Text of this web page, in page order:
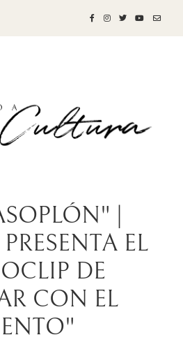
|
EL
DE
CON EL